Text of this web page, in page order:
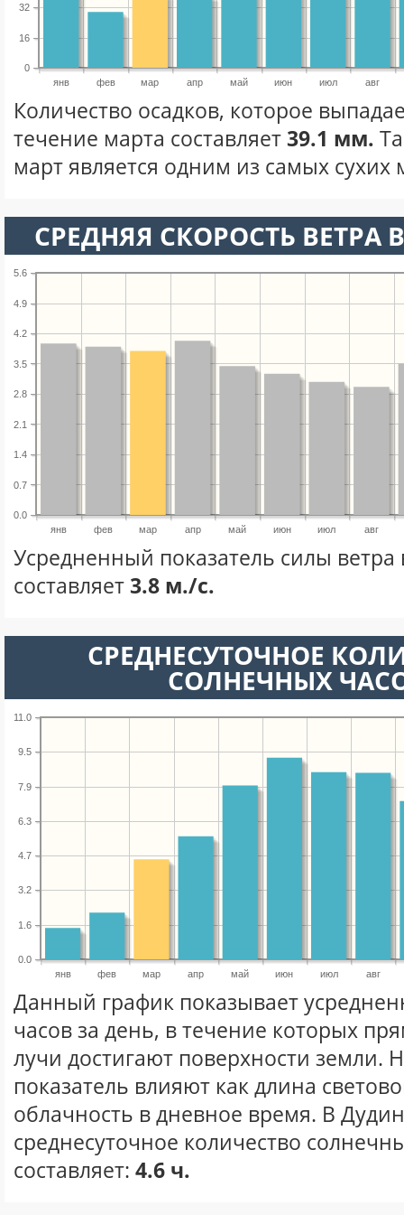
янв фев мар апр май июн июл авг
0
16
32
Количество осадков, которое
течение марта составляет39.1 мм.
март является одним из самых сухих
СРЕДНЯЯ СКОРОСТЬ ВЕТРА
янв фев мар апр май июн июл авг
0.0
0.7
1.4
2.1
2.8
3.5
4.2
4.9
5.6
Усредненный показатель силы ветра
составляет3.8 м./с.
СРЕДНЕСУТОЧНОЕ
СОЛНЕЧНЫХ
янв фев мар апр май июн июл авг
0.0
1.6
3.2
4.7
6.3
7.9
9.5
11.0
Данный график показывает
часов за день, в течение которых
лучи достигают поверхности земли.
показатель влияют как длина
облачность в дневное время. В
среднесуточное количество
составляет: 4.6 ч.